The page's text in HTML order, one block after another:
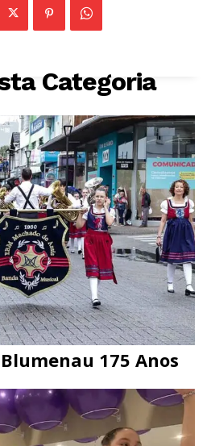
Categoria
175 Anos